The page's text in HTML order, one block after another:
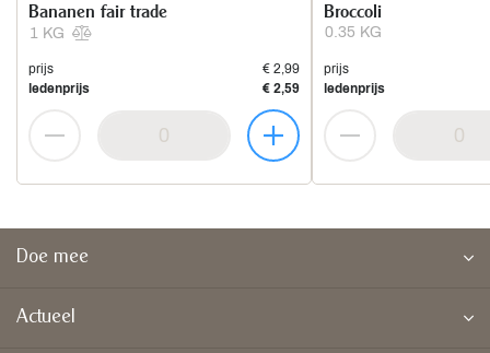
1 KG
Bananen fair trade
prijs
€ 2,99
ledenprijs
€ 2,59
0.35 KG
Broccoli
prijs
ledenprijs
Doe mee
Actueel